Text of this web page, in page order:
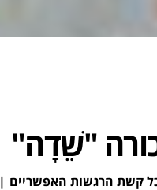
"שֵׁדָה"
המאזינה למסע בכל קשת הרגשות האפשריים |